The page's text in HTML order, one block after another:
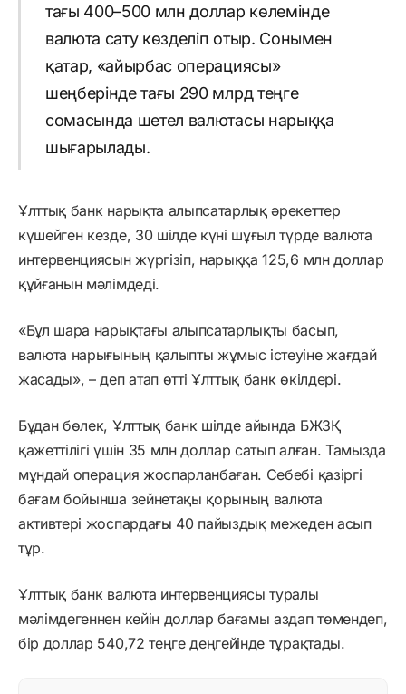
тағы 400–500 млн доллар көлемінде
валюта сату көзделіп отыр. Сонымен
қатар, «айырбас операциясы»
шеңберінде тағы 290 млрд теңге
сомасында шетел валютасы нарыққа
шығарылады.
Ұлттық банк нарықта алыпсатарлық әрекеттер
күшейген кезде, 30 шілде күні шұғыл түрде валюта
интервенциясын жүргізіп, нарыққа 125,6 млн доллар
құйғанын мәлімдеді.
«Бұл шара нарықтағы алыпсатарлықты басып,
валюта нарығының қалыпты жұмыс істеуіне жағдай
жасады», – деп атап өтті Ұлттық банк өкілдері.
Бұдан бөлек, Ұлттық банк шілде айында БЖЗҚ
қажеттілігі үшін 35 млн доллар сатып алған. Тамызда
мұндай операция жоспарланбаған. Себебі қазіргі
бағам бойынша зейнетақы қорының валюта
активтері жоспардағы 40 пайыздық межеден асып
тұр.
Ұлттық банк валюта интервенциясы туралы
мәлімдегеннен кейін доллар бағамы аздап төмендеп,
бір доллар 540,72 теңге деңгейінде тұрақтады.